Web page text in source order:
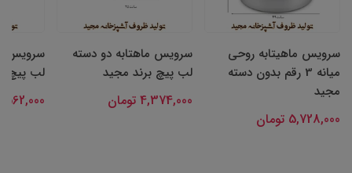
روحی
دسته
سرویس ماهتابه دو دسته
لب پیچ برند مجید
سرویس ماهیتابه بی دسته
لب پیچ برند مجید
3,562,000 تومان